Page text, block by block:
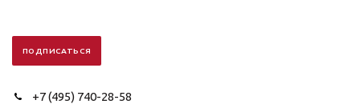
+7 (495) 740-28-58